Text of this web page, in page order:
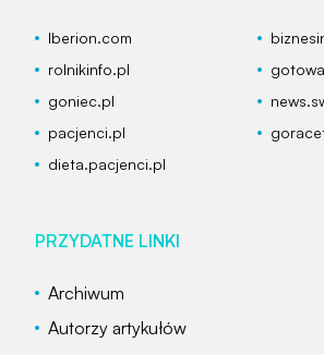
Iberion.com
rolnikinfo.pl
goniec.pl
pacjenci.pl
dieta.pacjenci.pl
PRZYDATNE LINKI
Archiwum
Autorzy artykułów